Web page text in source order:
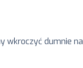
wkroczyć dumnie na